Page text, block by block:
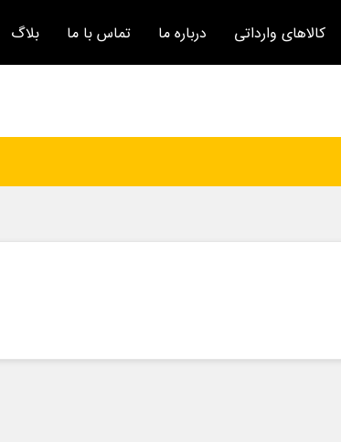
کالاهای وارداتی درباره ما تماس با ما بلاگ